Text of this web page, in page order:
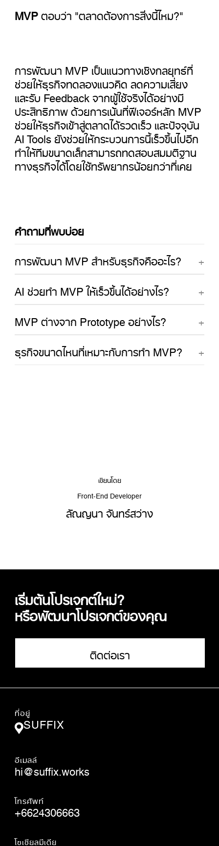
MVPตอบว่า "ตลาดต้องการสิ่งนี้ไหม?"
การพัฒนา MVP เป็นแนวทางเชิงกลยุทธ์ที่
ช่วยให้ธุรกิจทดลองแนวคิด ลดความเสี่ยง
และรับ Feedbackจากผู้ใช้จริงได้อย่างมี
ประสิทธิภาพ ด้วยการเน้นที่ฟีเจอร์หลัก MVP
ช่วยให้ธุรกิจเข้าสู่ตลาดได้รวดเร็ว และปัจจุบัน
AI Toolsยังช่วยให้กระบวนการนี้เร็วขึ้นไปอีก
ทำให้ทีมขนาดเล็กสามารถทดสอบสมมติฐาน
ทางธุรกิจได้โดยใช้ทรัพยากรน้อยกว่าที่เคย
คำถามที่พบบ่อย
การพัฒนา MVP สำหรับธุรกิจคืออะไร?
AI ช่วยทำ MVP ให้เร็วขึ้นได้อย่างไร?
MVP ต่างจาก Prototype อย่างไร?
ธุรกิจขนาดไหนที่เหมาะกับการทำ MVP?
เขียนโดย
Front-End Developer
ลัณญนา จันทร์สว่าง
เริ่มต้นโปรเจกต์ใหม่?
หรือพัฒนาโปรเจกต์ของคุณ
ติดต่อเรา
ที่อยู่
SUFFIX
อีเมลล์
hi@suffix.works
โทรศัพท์
+6624306663
โซเชียลมีเดีย